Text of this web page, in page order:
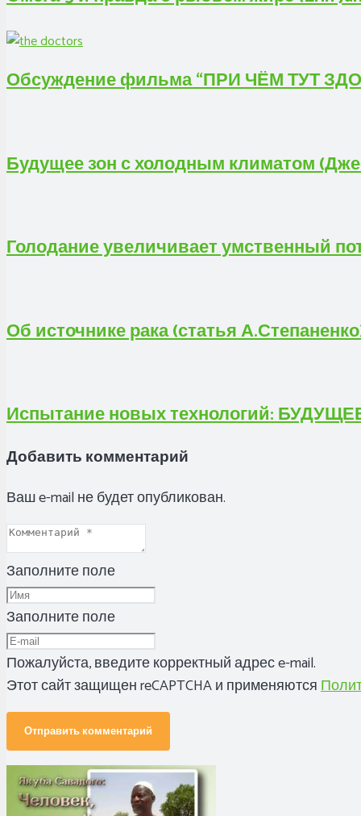
Обсуждение фильма “ПРИ ЧЁМ ТУТ
Будущее зон с холодным климатом
Голодание увеличивает умственный
Об источнике рака (статья
Испытание новых технологий:
Добавить комментарий
Ваш e-mail не будет опубликован.
Заполните поле
Заполните поле
Пожалуйста, введите корректный адрес e-mail.
Этот сайт защищен reCAPTCHA и применяются
Отправить комментарий